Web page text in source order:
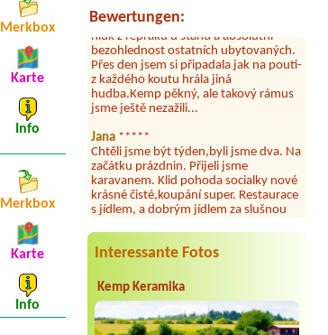
Bewertungen:
hluk z repráků u stanů a absolutní
bezohlednost ostatních ubytovaných.
Přes den jsem si připadala jak na pouti-
z každého koutu hrála jiná
hudba.Kemp pěkný, ale takový rámus
jsme ještě nezažili...
Chtěli jsme být týden,byli jsme dva. Na
začátku prázdnin. Přijeli jsme
karavanem. Klid pohoda socialky nové
krásné čisté,koupání super. Restaurace
s jídlem, a dobrým jídlem za slušnou
cenu na dosah, a spoustu možností na
Byli jsme zde s dětmi na 5 nocí,
výborné vybavení kempu, čisto všude.
Výborná káva, mošt i víno a další.Milí
hostitelé, vždy usměvaví a ochotní,
Interessante Fotos
Kemp Keramika
Merkbox
Karte
Info
Merkbox
Karte
Info